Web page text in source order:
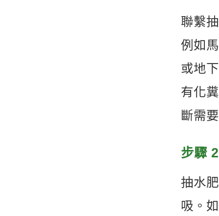
聯繫
例如
或地
有化
斷需
步驟
抽水
吸。